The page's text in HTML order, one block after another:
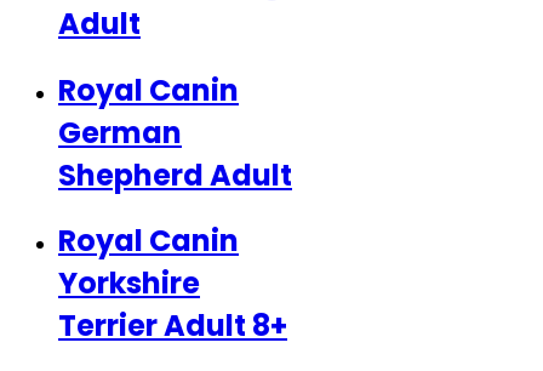
Adult
Royal Canin
German
Shepherd Adult
Royal Canin
Yorkshire
Terrier Adult 8+